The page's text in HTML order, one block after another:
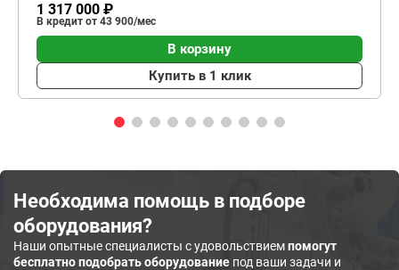
1 317 000 ₽
В кредит от 43 900/мес
В корзину
Купить в 1 клик
Необходима помощь в подборе
оборудования?
Наши опытные специалисты с удовольствиемпомогут
бесплатно подобрать оборудование под ваши задачи и